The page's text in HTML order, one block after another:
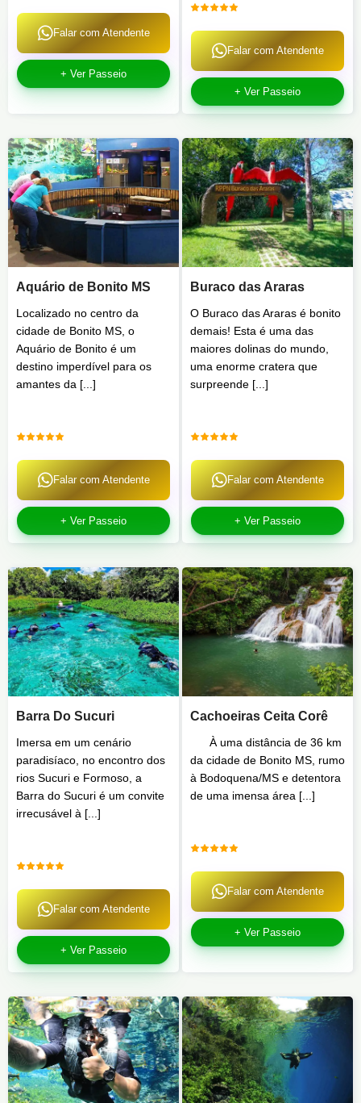
Falar com Atendente
+ Ver Passeio
Falar com Atendente
+ Ver Passeio
Aquário de Bonito MS
Localizado no centro da
cidade de Bonito MS, o
Aquário de Bonito é um
destino imperdível para os
amantes da [...]
Falar com Atendente
+ Ver Passeio
Buraco das Araras
O Buraco das Araras é bonito
demais! Esta é uma das
maiores dolinas do mundo,
uma enorme cratera que
surpreende [...]
Falar com Atendente
+ Ver Passeio
Barra Do Sucuri
Imersa em um cenário
paradisíaco, no encontro dos
rios Sucuri e Formoso, a
Barra do Sucuri é um convite
irrecusável à [...]
Falar com Atendente
+ Ver Passeio
Cachoeiras Ceita Corê
À uma distância de 36 km
da cidade de Bonito MS, rumo
à Bodoquena/MS e detentora
de uma imensa área [...]
Falar com Atendente
+ Ver Passeio